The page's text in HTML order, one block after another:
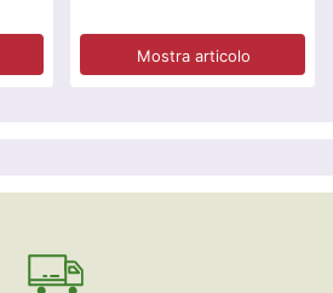
Mostra articolo